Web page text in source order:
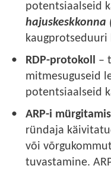
potentsiaalseid
hajuskeskkonna
kaugprotseduuri
RDP-protokoll –
mitmesuguseid
potentsiaalseid
ARP-i
ründaja
või
tuvastamine.